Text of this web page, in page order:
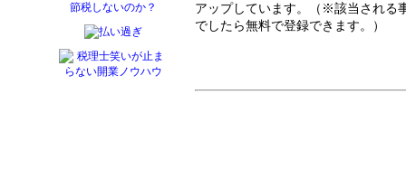
アップしています。（※該当される
でしたら無料で登録できます。）